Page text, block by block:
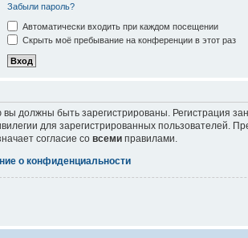
Забыли пароль?
Автоматически входить при каждом посещении
Скрыть моё пребывание на конференции в этот раз
должны быть зарегистрированы. Регистрация
для зарегистрированных пользователей.
согласие со всеми правилами.
о конфиденциальности